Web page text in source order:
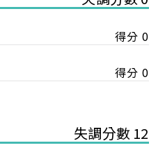
得分 0
得分 0
失調分數 12
出會員申請
功送出，經本協會理事